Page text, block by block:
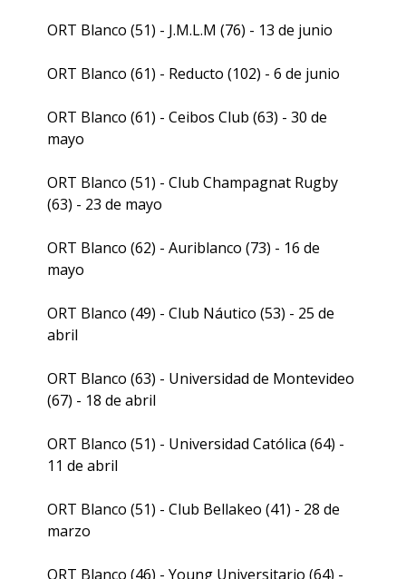
ORT Blanco (51) - J.M.L.M (76) - 13 de junio
ORT Blanco (61) - Reducto (102) - 6 de junio
ORT Blanco (61) - Ceibos Club (63) - 30 de
mayo
ORT Blanco (51) - Club Champagnat Rugby
(63) - 23 de mayo
ORT Blanco (62) - Auriblanco (73) - 16 de
mayo
ORT Blanco (49) - Club Náutico (53) - 25 de
abril
ORT Blanco (63) - Universidad de Montevideo
(67) - 18 de abril
ORT Blanco (51) - Universidad Católica (64) -
11 de abril
ORT Blanco (51) - Club Bellakeo (41) - 28 de
marzo
ORT Blanco (46) - Young Universitario (64) -